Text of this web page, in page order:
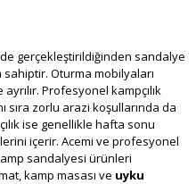
gerçekleştirildiğinden sandalye
sahiptir. Oturma mobilyaları
Profesyonel kampçılık
sıra zorlu arazi koşullarında da
ise genellikle hafta sonu
içerir. Acemi ve profesyonel
sandalyesi ürünleri
kamp masası ve uyku